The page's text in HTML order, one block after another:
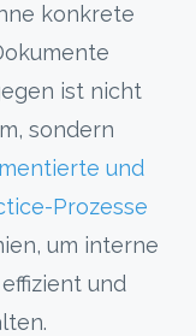
konkrete
ist nicht
sondern
und
Prozesse
um interne
und